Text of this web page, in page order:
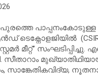
കസ്റ്റമർ മീറ്റ്”
സീതാറാം
സാങ്കേതികവിദ്യ,